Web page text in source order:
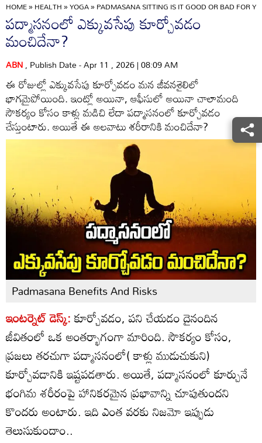
HOME»HEALTH»YOGA»PADMASANA SITTING IS IT GOOD OR BAD FOR
పద్మాసనంలో ఎక్కువసేపు కూర్చోవడం
మంచిదేనా?
ABN, Publish Date - Apr 11 , 2026 | 08:09 AM
ఈ రోజుల్లో ఎక్కువసేపు కూర్చోవడం మన జీవనశైలిలో
భాగమైపోయింది. ఇంట్లో అయినా, ఆఫీసులో అయినా చాలామంది
సౌకర్యం కోసం కాళ్లు మడిచి లేదా పద్మాసనంలో కూర్చోవడం
చేస్తుంటారు. అయితే ఈ అలవాటు శరీరానికి మంచిదేనా?
Padmasana Benefits And Risks
ఇంటర్నెట్ డెస్క్:కూర్చోవడం, పని చేయడం దైనందిన
జీవితంలో ఒక అంతర్భాగంగా మారింది. సౌకర్యం కోసం,
ప్రజలు తరచుగా పద్మాసనంలో( కాళ్లు ముడుచుకుని)
కూర్చోవడానికి ఇష్టపడతారు. అయితే, పద్మాసనంలో కూర్చునే
భంగిమ శరీరంపై హానికరమైన ప్రభావాన్ని చూపుతుందని
కొందరు అంటారు. ఇది ఎంత వరకు నిజమో ఇప్పుడు
తెలుసుకుందాం..